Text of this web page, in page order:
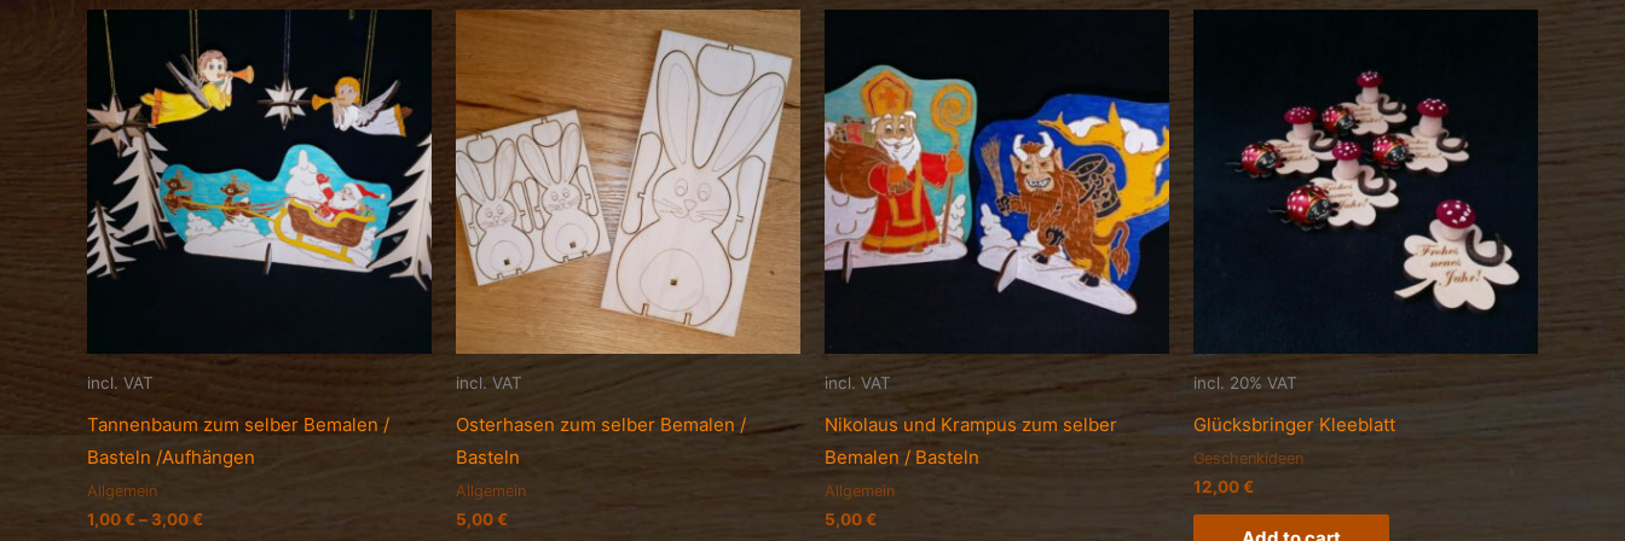
incl. VAT
Tannenbaum zum selber Bemalen /
Basteln /Aufhängen
Allgemein
1,00€– 3,00€
incl. VAT
Osterhasen zum selber Bemalen /
Basteln
Allgemein
5,00€
incl. VAT
Nikolaus und Krampus zum selber
Bemalen / Basteln
Allgemein
5,00€
incl. 20% VAT
Glücksbringer Kleeblatt
Geschenkideen
12,00€